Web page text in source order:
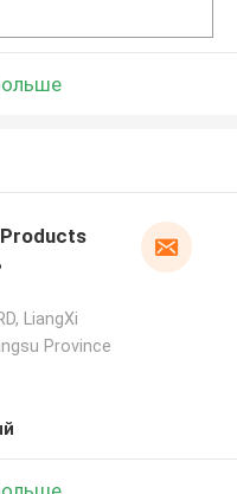
Products
LiangXi
Province